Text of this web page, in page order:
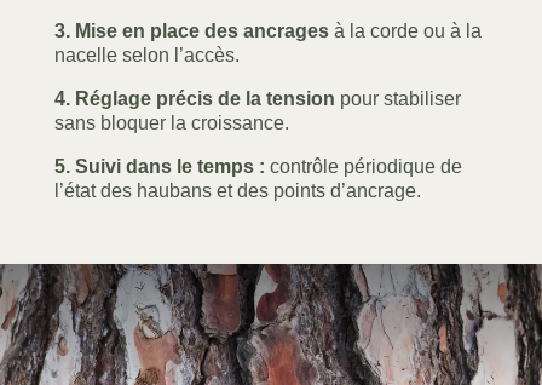
3. Mise en place des ancragesà la corde ou à la
nacelle selon l’accès.
4. Réglage précis de la tension pour stabiliser
sans bloquer la croissance.
5. Suivi dans le temps : contrôle périodique de
l’état des haubans et des points d’ancrage.